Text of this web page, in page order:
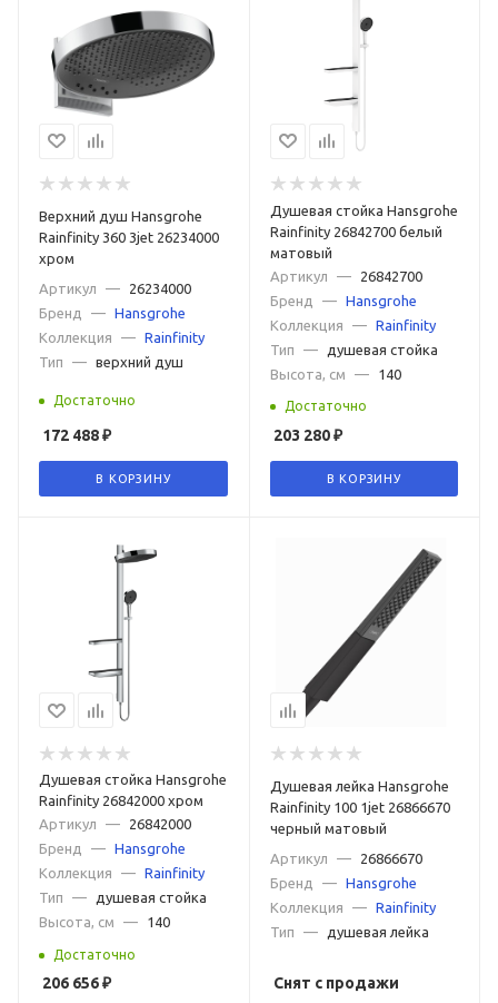
Верхний душ Hansgrohe
Rainfinity 360 3jet 26234000
хром
Артикул
—
26234000
Бренд
— Hansgrohe
Коллекция
— Rainfinity
Тип
— верхний душ
Достаточно
172 488₽
В КОРЗИНУ
Душевая стойка Hansgrohe
Rainfinity 26842700 белый
матовый
Артикул
—
26842700
Бренд
—
Hansgrohe
Коллекция
—
Rainfinity
Тип
—
душевая стойка
Высота, см
— 140
Достаточно
203 280₽
В КОРЗИНУ
Душевая стойка Hansgrohe
Rainfinity 26842000 хром
Артикул
—
26842000
Бренд
— Hansgrohe
Коллекция
— Rainfinity
Тип
—
душевая стойка
Высота, см
— 140
Достаточно
206 656₽
Душевая лейка Hansgrohe
Rainfinity 100 1jet 26866670
черный матовый
Артикул
—
26866670
Бренд
—
Hansgrohe
Коллекция
—
Rainfinity
Тип
— душевая лейка
Снят с продажи